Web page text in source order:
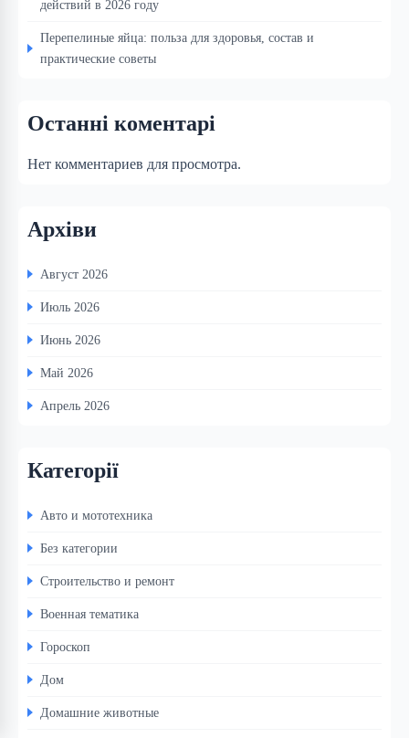
действий в 2026 году
Перепелиные яйца: польза для здоровья, состав и
практические советы
Останні коментарі
Нет комментариев для просмотра.
Архіви
Август 2026
Июль 2026
Июнь 2026
Май 2026
Апрель 2026
Категорії
Авто и мототехника
Без категории
Строительство и ремонт
Военная тематика
Гороскоп
Дом
Домашние животные